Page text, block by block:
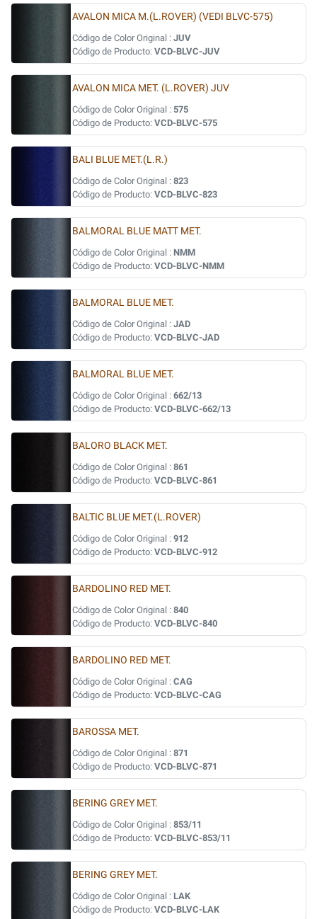
AVALON MICA M.(L.ROVER) (VEDI BLVC-575)
Código de Color Original : JUV
Código de Producto: VCD-BLVC-JUV
AVALON MICA MET. (L.ROVER) JUV
Código de Color Original : 575
Código de Producto: VCD-BLVC-575
BALI BLUE MET.(L.R.)
Código de Color Original : 823
Código de Producto: VCD-BLVC-823
BALMORAL BLUE MATT MET.
Código de Color Original : NMM
Código de Producto: VCD-BLVC-NMM
BALMORAL BLUE MET.
Código de Color Original : JAD
Código de Producto: VCD-BLVC-JAD
BALMORAL BLUE MET.
Código de Color Original : 662/13
Código de Producto: VCD-BLVC-662/13
BALORO BLACK MET.
Código de Color Original : 861
Código de Producto: VCD-BLVC-861
BALTIC BLUE MET.(L.ROVER)
Código de Color Original : 912
Código de Producto: VCD-BLVC-912
BARDOLINO RED MET.
Código de Color Original : 840
Código de Producto: VCD-BLVC-840
BARDOLINO RED MET.
Código de Color Original : CAG
Código de Producto: VCD-BLVC-CAG
BAROSSA MET.
Código de Color Original : 871
Código de Producto: VCD-BLVC-871
BERING GREY MET.
Código de Color Original : 853/11
Código de Producto: VCD-BLVC-853/11
BERING GREY MET.
Código de Color Original : LAK
Código de Producto: VCD-BLVC-LAK